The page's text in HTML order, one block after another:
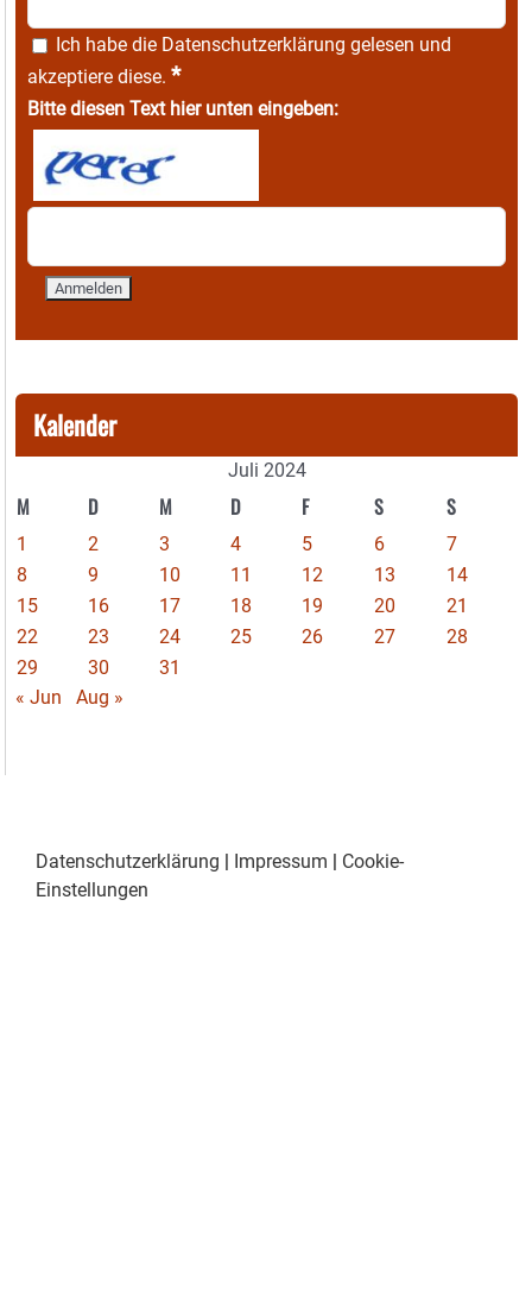
Ich habe die Datenschutzerklärung gelesen und
akzeptiere diese. *
Bitte diesen Text hier unten eingeben:
Kalender
Juli 2024
M D M D F S S
1 2 3 4 5 6
7
8
9 10 11 12 13
14
15
16 17 18 19 20
21
22
23 24 25 26 27
28
29
30
31
« Jun
Aug »
Datenschutzerklärung | Impressum | Cookie-
Einstellungen